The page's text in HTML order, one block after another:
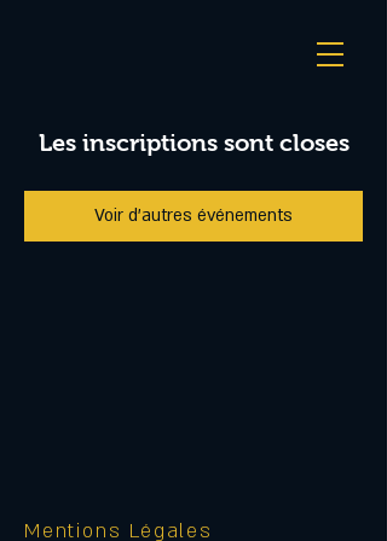
Les inscriptions sont closes
Voir d'autres événements
Mentions Légales